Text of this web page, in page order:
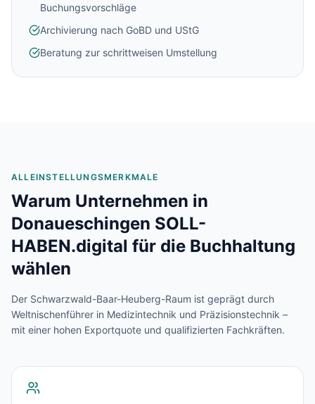
Buchungsvorschläge
Archivierung nach GoBD und UStG
Beratung zur schrittweisen Umstellung
ALLEINSTELLUNGSMERKMALE
Warum Unternehmen in
Donaueschingen SOLL-
HABEN.digital für die Buchhaltung
wählen
Der Schwarzwald-Baar-Heuberg-Raum ist geprägt durch
Weltnischenführer in Medizintechnik und Präzisionstechnik –
mit einer hohen Exportquote und qualifizierten Fachkräften.